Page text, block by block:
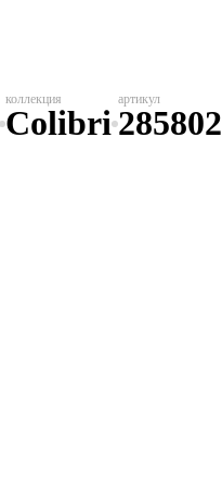
Colibri285802